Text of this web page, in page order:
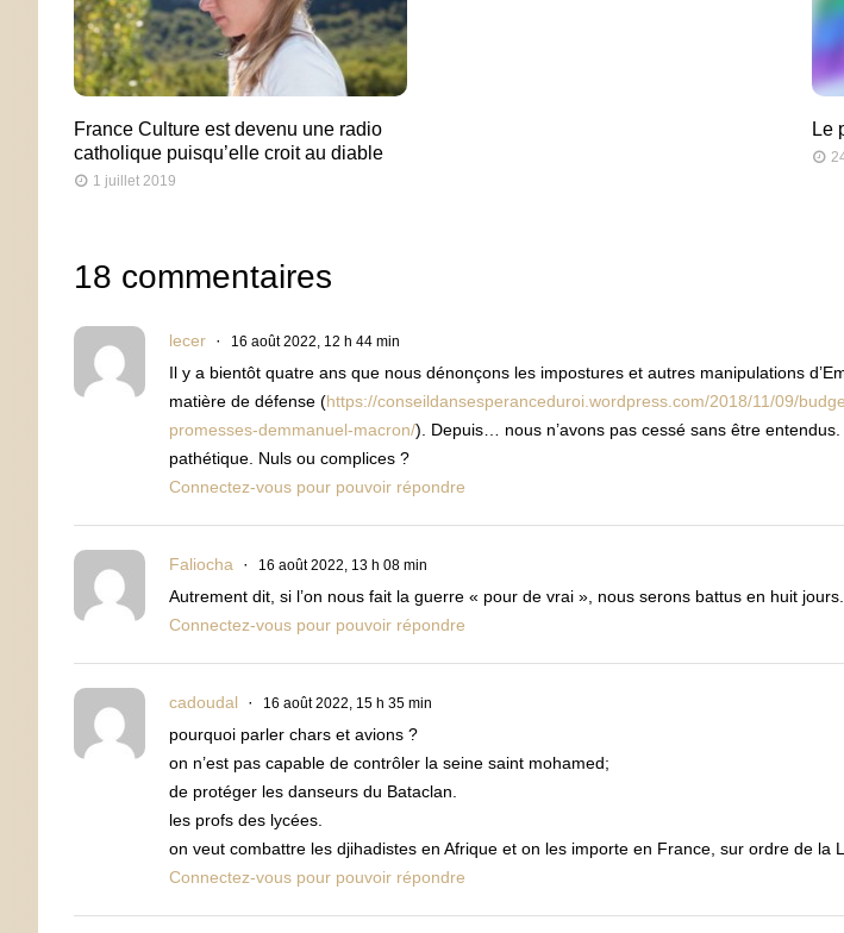
France Culture est devenu une radio
catholique puisqu’elle croit au diable
1 juillet 2019
Le
18 commentaires
lecer 16 août 2022, 12 h 44 min
Il y a bientôt quatre ans que nous dénonçons les impostures et autres manipulations
matière de défense (https://conseildansesperanceduroi.wordpress.com/2018/11/09/
promesses-demmanuel-macron/). Depuis… nous n’avons pas cessé sans être
pathétique. Nuls ou complices ?
Connectez-vous pour pouvoir répondre
Faliocha 16 août 2022, 13 h 08 min
Autrement dit, si l’on nous fait la guerre « pour de vrai », nous serons battus en huit
Connectez-vous pour pouvoir répondre
cadoudal 16 août 2022, 15 h 35 min
pourquoi parler chars et avions ?
on n’est pas capable de contrôler la seine saint mohamed;
de protéger les danseurs du Bataclan.
les profs des lycées.
on veut combattre les djihadistes en Afrique et on les importe en France, sur ordre de la
Connectez-vous pour pouvoir répondre